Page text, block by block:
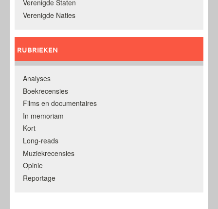
Verenigde Staten
Verenigde Naties
RUBRIEKEN
Analyses
Boekrecensies
Films en documentaires
In memoriam
Kort
Long-reads
Muziekrecensies
Opinie
Reportage